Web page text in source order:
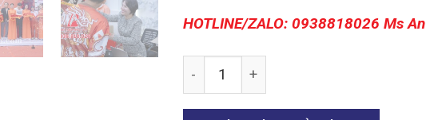
HOTLINE/ZALO: 0938818026 Ms An
Số lượng